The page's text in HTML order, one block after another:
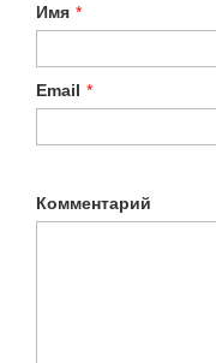
Имя *
Email *
Комментарий